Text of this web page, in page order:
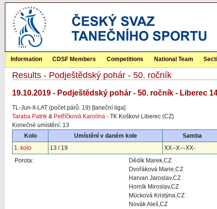
Information CDSF Members Competitions National Team
Results - Podještědský pohár - 50. ročník
19.10.2019 - Podještědský pohár - 50. ročník - Liberec
TL-Jun-II-LAT (počet párů: 19) [taneční liga]
Taraba Patrik & Petříčková Karolína - TK Koškovi Liberec (CZ)
Konečné umístění: 13
Kolo
Umístění v daném kole
Samba
1. kolo
13 / 19
XX--X---XX-
Porota:
Dědík Marek,CZ
Dvořáková Marie,CZ
Harvan Jaroslav,CZ
Horník Miroslav,CZ
Mücková Kristýna,CZ
Novák Aleš,CZ